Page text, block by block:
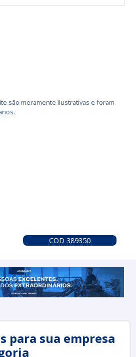
são meramente ilustrativas e foram
COD 389350
para sua empresa